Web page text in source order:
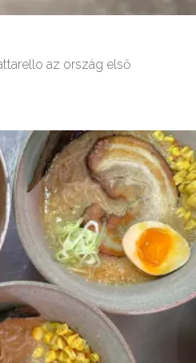
az ország első